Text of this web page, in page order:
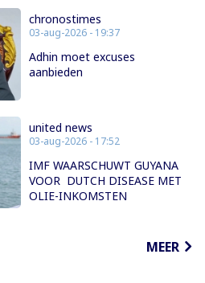
chronostimes
03-aug-2026 - 19:37
Adhin moet excuses
aanbieden
united news
03-aug-2026 - 17:52
IMF WAARSCHUWT GUYANA
VOOR DUTCH DISEASE MET
OLIE-INKOMSTEN
MEER